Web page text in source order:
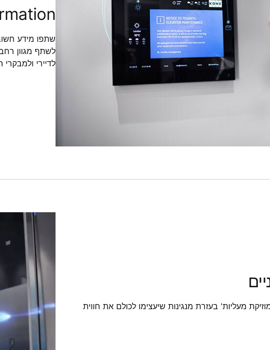
שתפו מידע
לדיירי ולמבקרי
​​מעליות' בעזרת מנגינות שיעצימו לכולם את חווית